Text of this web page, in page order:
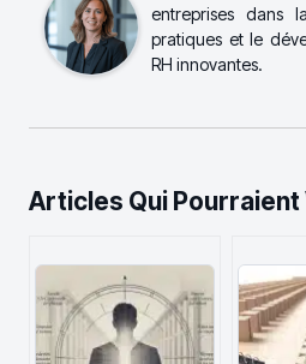
entreprises dans
pratiques et le
RH innovantes.
Articles Qui